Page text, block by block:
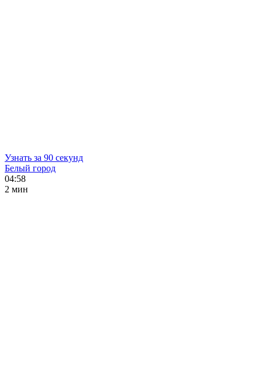
Узнать за 90 секунд
Белый город
04:58
2 мин